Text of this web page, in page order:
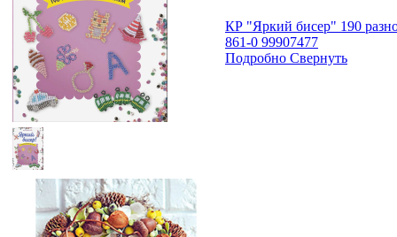
КР "Яркий бисер" 190
861-0 99907477
Подробно Свернуть